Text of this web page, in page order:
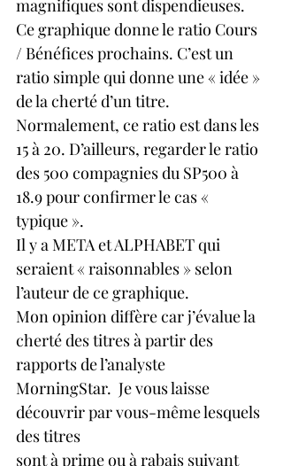
magnifiques sont dispendieuses.
Ce graphique donne le ratio Cours
/ Bénéfices prochains. C’est un
ratio simple qui donne une « idée »
de la cherté d’un titre.
Normalement, ce ratio est dans les
15 à 20. D’ailleurs, regarder le ratio
des 500 compagnies du SP500 à
18.9 pour confirmer le cas «
typique ».
Il y a META et ALPHABET qui
seraient « raisonnables » selon
l’auteur de ce graphique.
Mon opinion diffère car j’évalue la
cherté des titres à partir des
rapports de l’analyste
MorningStar.  Je vous laisse
découvrir par vous-même lesquels
des titres
sont à prime ou à rabais suivant